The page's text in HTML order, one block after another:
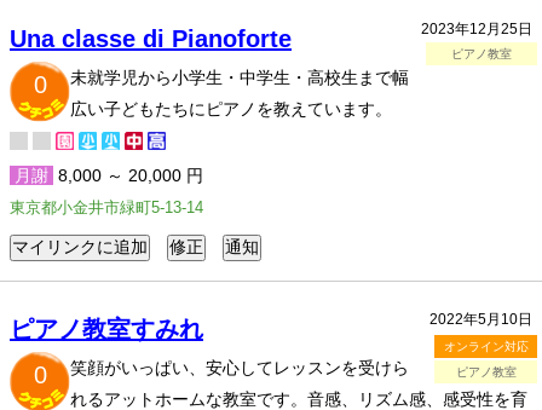
2023年12月25日
ピアノ教室
Una classe di Pianoforte
0
未就学児から小学生・中学生・高校生まで幅
広い子どもたちにピアノを教えています。
月謝 8,000 ～ 20,000 円
東京都小金井市緑町5-13-14
2022年5月10日
オンライン対応
ピアノ教室
ピアノ教室すみれ
0
笑顔がいっぱい、安心してレッスンを受けら
れるアットホームな教室です。音感、リズム感、感受性を育